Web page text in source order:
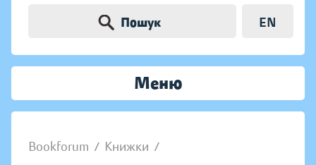
Пошук EN
Меню
Bookforum / Книжки /